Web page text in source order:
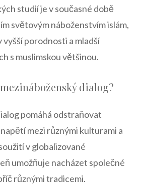
studií je v současné době
světovým náboženstvím islám,
vyšší porodnosti a mladší
s muslimskou většinou.
dialog?
pomáhá odstraňovat
mezi různými kulturami a
v globalizované
umožňuje nacházet společné
různými tradicemi.